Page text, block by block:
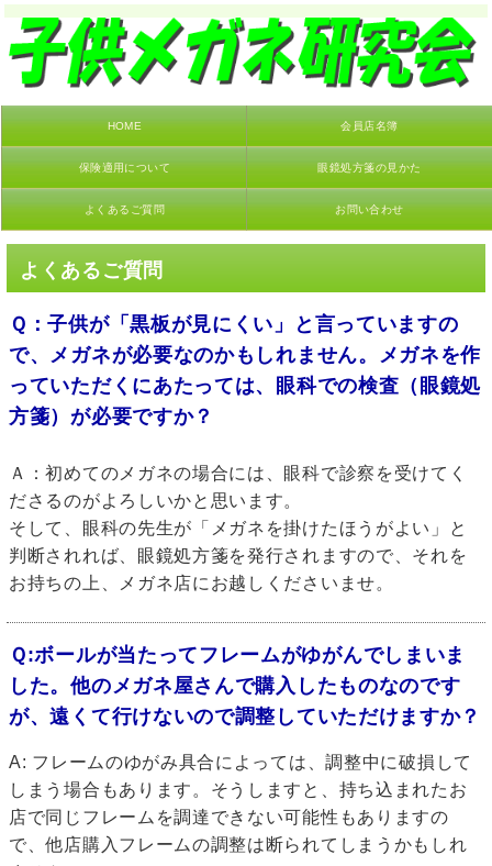
HOME 会員店名簿
保険適用について 眼鏡処方箋の見かた
よくあるご質問 お問い合わせ
よくあるご質問
Ｑ：子供が「黒板が見にくい」と言っていますの
で、メガネが必要なのかもしれません。メガネを作
っていただくにあたっては、眼科での検査（眼鏡処
方箋）が必要ですか？
Ａ：初めてのメガネの場合には、眼科で診察を受けてく
ださるのがよろしいかと思います。
そして、眼科の先生が「メガネを掛けたほうがよい」と
判断されれば、眼鏡処方箋を発行されますので、それを
お持ちの上、メガネ店にお越しくださいませ。
Ｑ:ボールが当たってフレームがゆがんでしまいま
した。他のメガネ屋さんで購入したものなのです
が、遠くて行けないので調整していただけますか？
A: フレームのゆがみ具合によっては、調整中に破損して
しまう場合もあります。そうしますと、持ち込まれたお
店で同じフレームを調達できない可能性もありますの
で、他店購入フレームの調整は断られてしまうかもしれ